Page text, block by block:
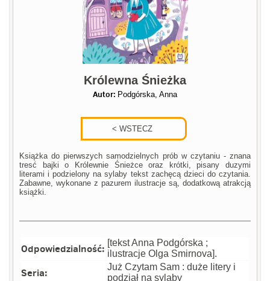
Królewna Śnieżka
Autor: Podgórska, Anna
Książka do pierwszych samodzielnych prób w czytaniu - znana
tresć bajki o Królewnie Śnieżce oraz krótki, pisany duzymi
literami i podzielony na sylaby tekst zachęcą dzieci do czytania.
Zabawne, wykonane z pazurem ilustracje są, dodatkową atrakcją
książki.
Odpowiedzialność: [tekst Anna Podgórska ;
ilustracje Olga Smirnova].
Seria:
Już Czytam Sam : duże litery i
podział na sylaby